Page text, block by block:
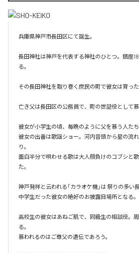
兵庫県神戸市長田区にて誕生。
長田神社は神戸を代表する神社のひとつ。鎮座
る。
その長田神社を取り巻く庶民の町で彼女は育った
亡き父は長田区の公務員で、町の世話役として慕
彼女が小学生の頃、毎晩のように父を慕う人たち
彼女の出番は歌謡ショー。河内音頭から星の流
り。
面白半分で唄わせる歌は大人顔負けのコブシと
た。
神戸発祥と云われる「カラオケ機｣は 祭りの多い
中学生だった彼女の絶好のお披露目場所となる。
高校生の彼女はあねご肌で、同級生の相談役。
る。
慕われるのはご尊父の遺伝であろう。